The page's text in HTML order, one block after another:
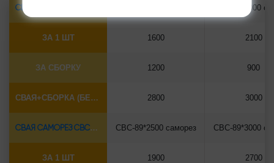
ЗА 1 ШТ
ЗА СБОРКУ
СВАЯ+СБОРКА (БЕЗ ОГОЛОВКА)
1600
1200
2800
СВС-73*3000
2100
900
3000
СВАЯ САМОРЕЗ СВС-Ø89*6.5
ЗА 1 ШТ
СВС-89*2500 саморез
1900
СВС-89*3000
2700